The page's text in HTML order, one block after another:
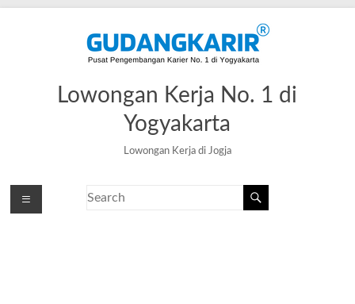
Lowongan Kerja No. 1 di
Yogyakarta
Lowongan Kerja di Jogja